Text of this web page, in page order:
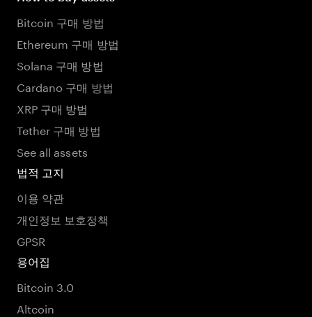
Bitcoin 구매 방법
Ethereum 구매 방법
Solana 구매 방법
Cardano 구매 방법
XRP 구매 방법
Tether 구매 방법
See all assets
법적 고지
이용 약관
개인정보 보호정책
GPSR
용어집
Bitcoin 3.0
Altcoin